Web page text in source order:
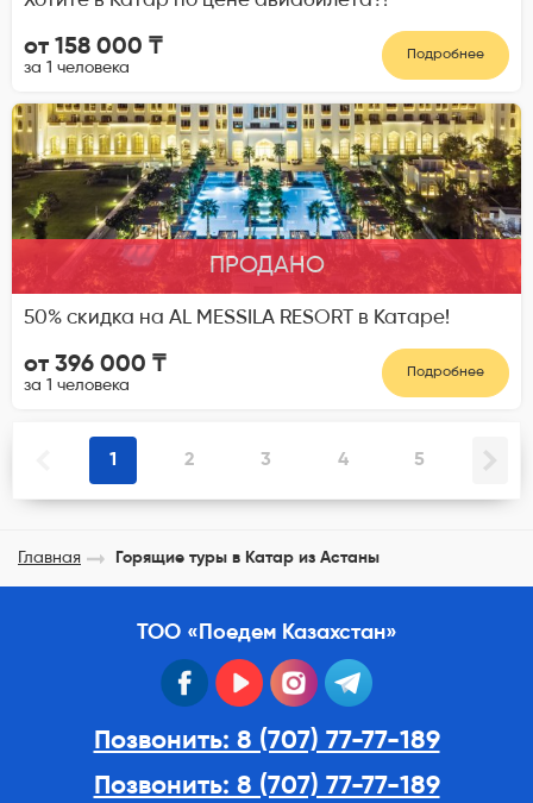
от 158 000 ₸
за 1 человека
Подробнее
ПРОДАНО
50% скидка на AL MESSILA RESORT в Катаре!
от 396 000 ₸
за 1 человека
Подробнее
1 2 3 4 5
Главная Горящие туры в Катар из Астаны
ТОО «Поедем Казахстан»
facebook youtube instagram
Позвонить: 8 (707) 77-77-189
Позвонить: 8 (707) 77-77-189